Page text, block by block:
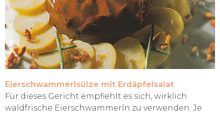
Eierschwammerlsülze mit Erdäpfelsalat
Für dieses Gericht empfiehlt es sich, wirklich
waldfrische Eierschwammerln zu verwenden. Je